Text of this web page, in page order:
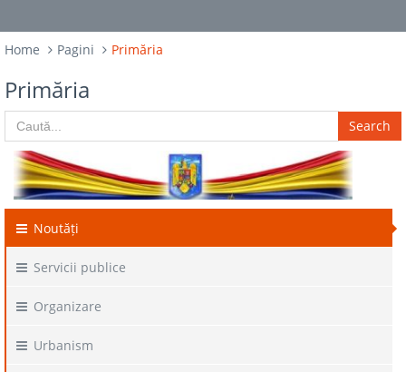
Home Pagini Primăria
Primăria
Search
Noutăți
Servicii publice
Organizare
Urbanism